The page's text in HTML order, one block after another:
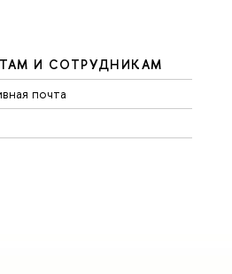
И СОТРУДНИКАМ
почта